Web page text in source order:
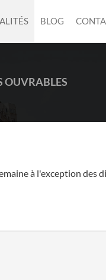
BLOG
OUVRABLES
à l'exception des